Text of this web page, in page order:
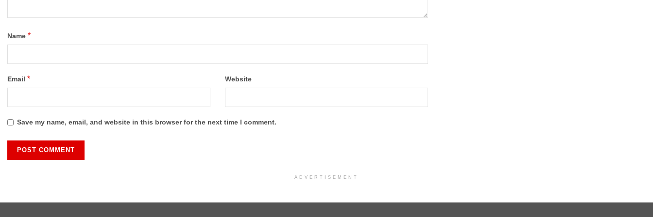
Name *
Email * Website
Save my name, email, and website in this browser for the next time I comment.
ADVERTISEMENT